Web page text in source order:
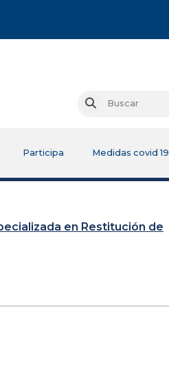
Buscar
Participa Medidas covid 19
en Restitución de